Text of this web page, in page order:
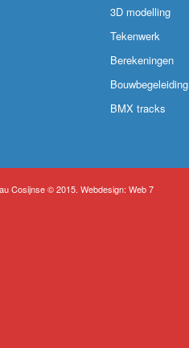
3D modelling
Tekenwerk
Berekeningen
Bouwbegeleiding
BMX tracks
Cosijnse © 2015. Webdesign: Web 7